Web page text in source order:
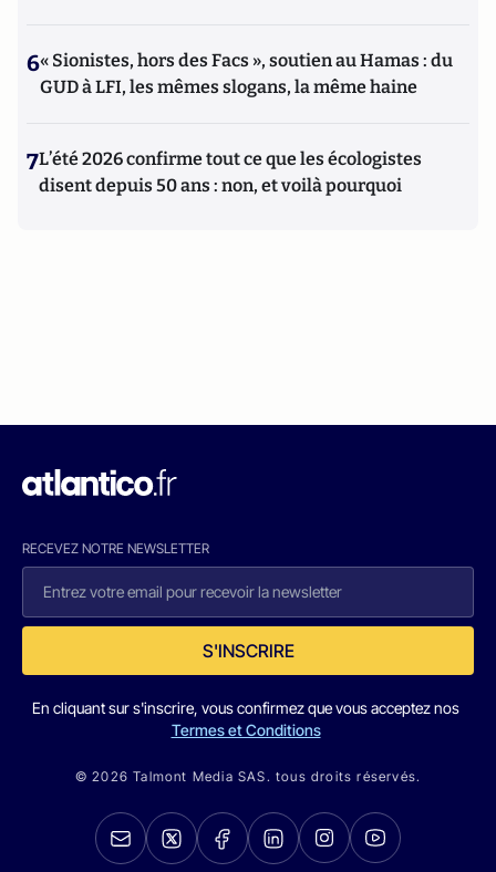
6« Sionistes, hors des Facs », soutien au Hamas : du
GUD à LFI, les mêmes slogans, la même haine
7L’été 2026 confirme tout ce que les écologistes
disent depuis 50 ans : non, et voilà pourquoi
RECEVEZ NOTRE NEWSLETTER
S'INSCRIRE
En cliquant sur s'inscrire, vous confirmez que vous acceptez nos
Termes et Conditions
© 2026 Talmont Media SAS. tous droits réservés.